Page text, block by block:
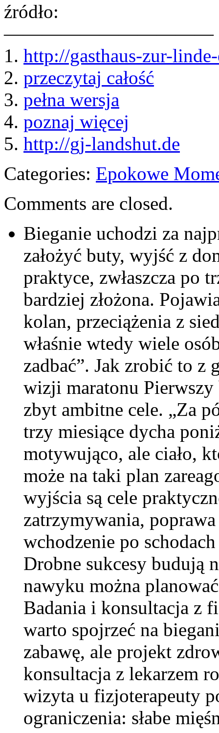
źródło:
———————————
1. http://gasthaus-zur-
2. przeczytaj całość
3. pełna wersja
4. poznaj więcej
5. http://gj-landshut.de
Categories: Epokowe
Comments are closed.
Bieganie uchodzi za
założyć buty, wyjść z
praktyce, zwłaszcza po
bardziej złożona.
kolan, przeciążenia z
właśnie wtedy wiele
zadbać”. Jak zrobić to z
wizji maratonu Pierwszy
zbyt ambitne cele. „Za
trzy miesiące dycha
motywująco, ale ciało,
może na taki plan
wyjścia są cele
zatrzymywania,
wchodzenie po
Drobne sukcesy budują
nawyku można
Badania i konsultacja z
warto spojrzeć na
zabawę, ale projekt
konsultacja z lekarzem
wizyta u fizjoterapeuty
ograniczenia: słabe